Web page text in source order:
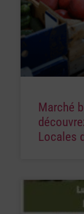
Marché
Locales